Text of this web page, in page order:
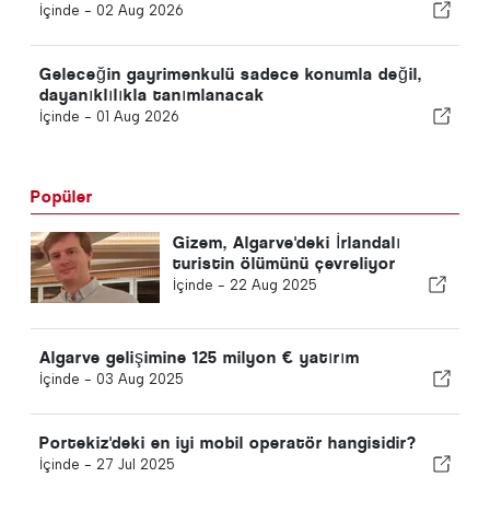
İçinde - 02 Aug 2026
Geleceğin gayrimenkulü sadece konumla değil,
dayanıklılıkla tanımlanacak
İçinde - 01 Aug 2026
Popüler
Gizem, Algarve'deki İrlandalı
turistin ölümünü çevreliyor
İçinde - 22 Aug 2025
Algarve gelişimine 125 milyon € yatırım
İçinde - 03 Aug 2025
Portekiz'deki en iyi mobil operatör hangisidir?
İçinde - 27 Jul 2025